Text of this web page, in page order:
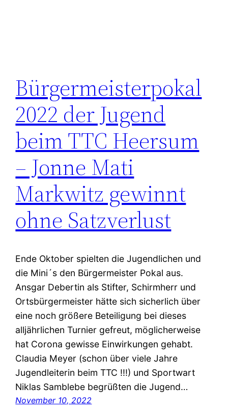
Bürgermeisterpokal
2022 der Jugend
beim TTC Heersum
– Jonne Mati
Markwitz gewinnt
ohne Satzverlust
Ende Oktober spielten die Jugendlichen und
die Mini´s den Bürgermeister Pokal aus.
Ansgar Debertin als Stifter, Schirmherr und
Ortsbürgermeister hätte sich sicherlich über
eine noch größere Beteiligung bei dieses
alljährlichen Turnier gefreut, möglicherweise
hat Corona gewisse Einwirkungen gehabt.
Claudia Meyer (schon über viele Jahre
Jugendleiterin beim TTC !!!) und Sportwart
Niklas Samblebe begrüßten die Jugend…
November 10, 2022